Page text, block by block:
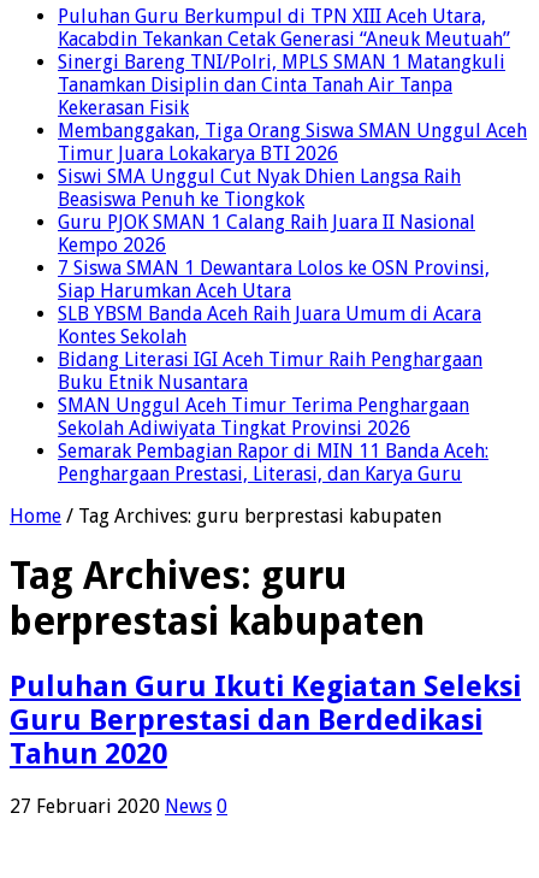
Puluhan Guru Berkumpul di TPN XIII Aceh Utara,
Kacabdin Tekankan Cetak Generasi “Aneuk Meutuah”
Sinergi Bareng TNI/Polri, MPLS SMAN 1 Matangkuli
Tanamkan Disiplin dan Cinta Tanah Air Tanpa
Kekerasan Fisik
Membanggakan, Tiga Orang Siswa SMAN Unggul Aceh
Timur Juara Lokakarya BTI 2026
Siswi SMA Unggul Cut Nyak Dhien Langsa Raih
Beasiswa Penuh ke Tiongkok
Guru PJOK SMAN 1 Calang Raih Juara II Nasional
Kempo 2026
7 Siswa SMAN 1 Dewantara Lolos ke OSN Provinsi,
Siap Harumkan Aceh Utara
SLB YBSM Banda Aceh Raih Juara Umum di Acara
Kontes Sekolah
Bidang Literasi IGI Aceh Timur Raih Penghargaan
Buku Etnik Nusantara
SMAN Unggul Aceh Timur Terima Penghargaan
Sekolah Adiwiyata Tingkat Provinsi 2026
Semarak Pembagian Rapor di MIN 11 Banda Aceh:
Penghargaan Prestasi, Literasi, dan Karya Guru
Home / Tag Archives: guru berprestasi kabupaten
Tag Archives: guru
berprestasi kabupaten
Puluhan Guru Ikuti Kegiatan Seleksi
Guru Berprestasi dan Berdedikasi
Tahun 2020
27 Februari 2020 News 0